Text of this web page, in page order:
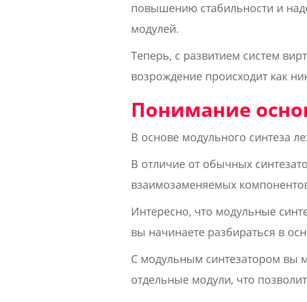
повышению стабильности и
модулей.
Теперь, с развитием систем
возрождение происходит как
Понимание
В основе модульного синтеза
В отличие от обычных
взаимозаменяемых
Интересно, что модульные
вы начинаете разбираться в
С модульным синтезатором вы
отдельные модули, что